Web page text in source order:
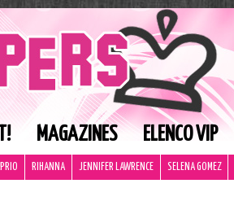
MAGAZINES ELENCO VIP
RIHANNA JENNIFER LAWRENCE SELENA GOMEZ